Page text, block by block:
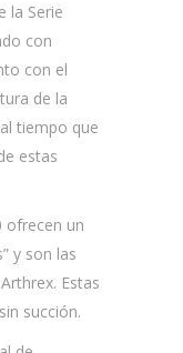
la Serie
con
con el
de la
tiempo que
estas
ofrecen un
y son las
Estas
succión.